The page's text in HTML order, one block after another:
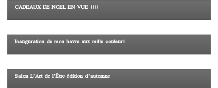
CADEAUX DE NOEL EN VUE !!!!
Inauguration de mon havre aux mille couleur!
Salon L’Art de l’Être édition d’automne